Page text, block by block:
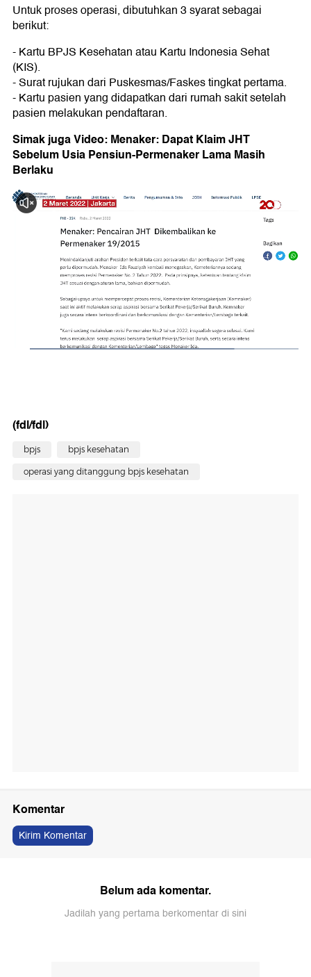
Untuk proses operasi, dibutuhkan 3 syarat sebagai
berikut:
- Kartu BPJS Kesehatan atau Kartu Indonesia Sehat
(KIS).
- Surat rujukan dari Puskesmas/Faskes tingkat pertama.
- Kartu pasien yang didapatkan dari rumah sakit setelah
pasien melakukan pendaftaran.
Simak juga Video: Menaker: Dapat Klaim JHT
Sebelum Usia Pensiun-Permenaker Lama Masih
Berlaku
(fdl/fdl)
bpjs bpjs kesehatan
operasi yang ditanggung bpjs kesehatan
Komentar
Kirim Komentar
Belum ada komentar.
Jadilah yang pertama berkomentar di sini